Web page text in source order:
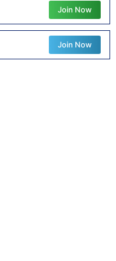
Join Now
Join Now